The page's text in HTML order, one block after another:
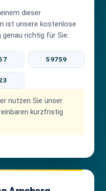
dieser
ist unsere kostenlose
richtig für Sie:
59759
nutzen Sie unser
kurzfristig